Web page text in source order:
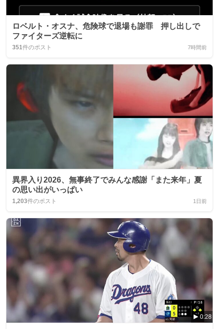
ロベルト・オスナ、危険球で退場も謝罪 押し出しで
ファイターズ逆転に
351件のポスト 7時間前
異界入り2026、無事終了でみんな感謝「また来年」夏
の思い出がいっぱい
1,203件のポスト 1日前
0:28